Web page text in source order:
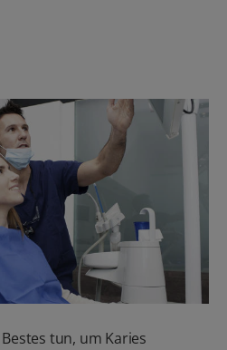
tun, um Karies